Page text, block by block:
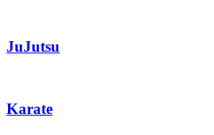
JuJutsu
Karate